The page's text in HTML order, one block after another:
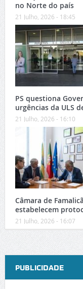
no Norte do país
21 Julho, 2026 - 18:45
PS questiona
urgências da ULS
21 Julho, 2026 - 16:10
Câmara de
estabelecem
21 Julho, 2026 - 16:07
PUBLICIDADE